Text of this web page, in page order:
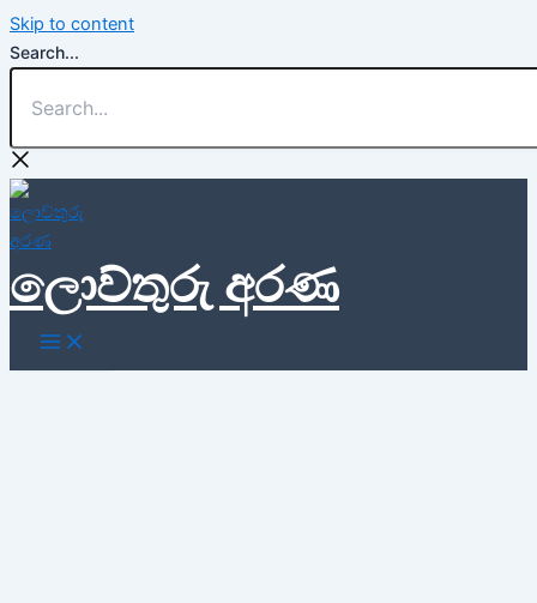
Skip to content
Search...
ලොව්තුරු අරණ